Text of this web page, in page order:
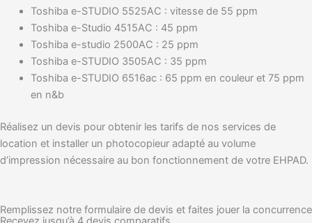
Toshiba e-STUDIO 5525AC : vitesse de 55 ppm
Toshiba e-Studio 4515AC : 45 ppm
Toshiba e-studio 2500AC : 25 ppm
Toshiba e-STUDIO 3505AC : 35 ppm
Toshiba e-STUDIO 6516ac : 65 ppm en couleur et 75 ppm
en n&b
Réalisez un devis pour obtenir les tarifs de nos services de
location et installer un photocopieur adapté au volume
d’impression nécessaire au bon fonctionnement de votre EHPAD.
Remplissez notre formulaire de devis et faites jouer la concurrence